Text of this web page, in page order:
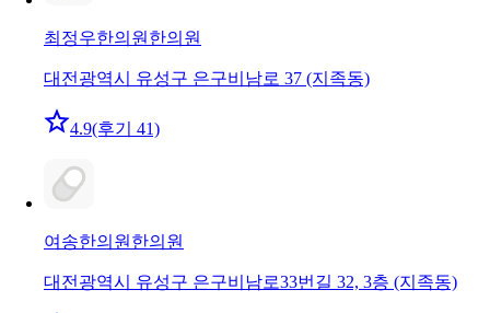
최정우한의원 한의원
대전광역시 유성구 은구비남로 37 (지족동)
4.9(후기 41)
여송한의원 한의원
대전광역시 유성구 은구비남로33번길 32, 3층 (지족동)